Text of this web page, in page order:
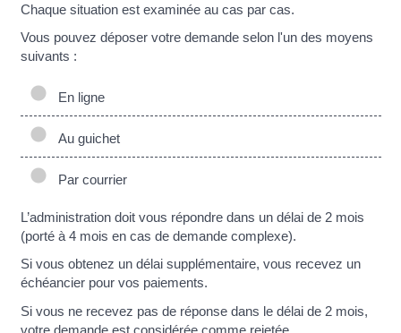
Chaque situation est examinée au cas par cas.
Vous pouvez déposer votre demande selon l'un des moyens
suivants :
En ligne
Au guichet
Par courrier
L’administration doit vous répondre dans un délai de 2 mois
(porté à 4 mois en cas de demande complexe).
Si vous obtenez un délai supplémentaire, vous recevez un
échéancier pour vos paiements.
Si vous ne recevez pas de réponse dans le délai de 2 mois,
votre demande est considérée comme rejetée.